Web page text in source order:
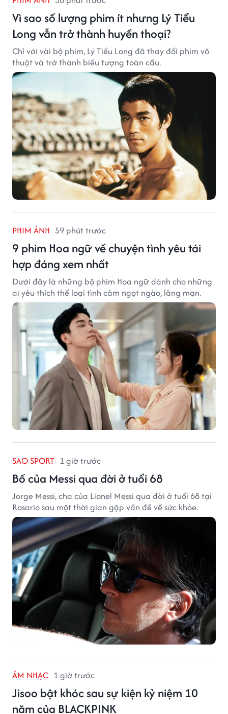
Vì sao số lượng phim ít nhưng Lý Tiểu
Long vẫn trở thành huyền thoại?
Chỉ với vài bộ phim, Lý Tiểu Long đã thay đổi phim võ
thuật và trở thành biểu tượng toàn cầu.
PHIM ẢNH 59 phút trước
9 phim Hoa ngữ về chuyện tình yêu tái
hợp đáng xem nhất
Dưới đây là những bộ phim Hoa ngữ dành cho những
ai yêu thích thể loại tình cảm ngọt ngào, lãng mạn.
SAO SPORT 1 giờ trước
Bố của Messi qua đời ở tuổi 68
Jorge Messi, cha của Lionel Messi qua đời ở tuổi 68 tại
Rosario sau một thời gian gặp vấn đề về sức khỏe.
ÂM NHẠC 1 giờ trước
Jisoo bật khóc sau sự kiện kỷ niệm 10
năm của BLACKPINK